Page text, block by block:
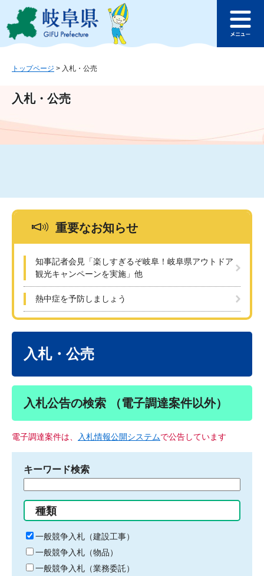
ジ
ュ
文
このページの本文へ
ュ
トップページ > 入札・公売
入札・公売
重要なお知らせ
知事記者会見「楽しすぎるぞ岐阜！岐阜県アウトドア
観光キャンペーンを実施」他
熱中症を予防しましょう
入札・公売
入札公告の検索 （電子調達案件以外）
電子調達案件は、 入札情報公開システムで公告しています
キーワード検索
る
キ
ー
ワ
ー
種類
一般競争入札（建設工事）
一般競争入札（物品）
一般競争入札（業務委託）